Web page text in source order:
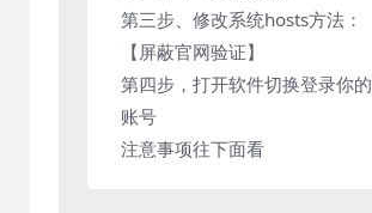
第三步、修改系统hosts方法：
【屏蔽官网验证】
第四步，打开软件切换登录你的
账号
注意事项往下面看